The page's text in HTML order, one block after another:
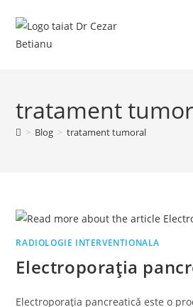
content
tratament
> Blog > tratament tumoral
RADIOLOGIE INTERVENTIONALA
Electroporația
Electroporația pancreatică este o